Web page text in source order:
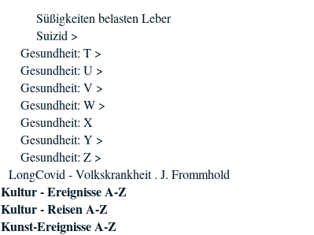
Süßigkeiten belasten Leber
Suizid >
Gesundheit: T >
Gesundheit: U >
Gesundheit: V >
Gesundheit: W >
Gesundheit: X
Gesundheit: Y >
Gesundheit: Z >
LongCovid - Volkskrankheit . J. Frommhold
Kultur - Ereignisse A-Z
Kultur - Reisen A-Z
Kunst-Ereignisse A-Z